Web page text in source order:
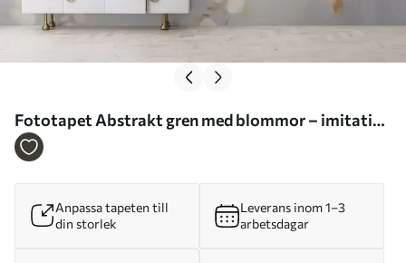
Fototapet Abstrakt gren med blommor – imitation
av en målning Nr. w05665
Anpassa tapeten till
din storlek
Leverans inom 1–3
arbetsdagar